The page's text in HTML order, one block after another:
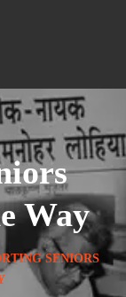
Way
SENIORS